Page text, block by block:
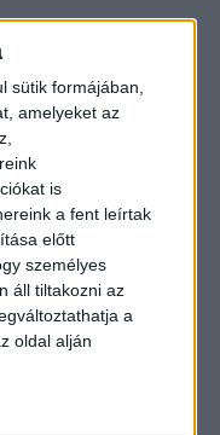
sütik formájában,
amelyeket az
is
a fent leírtak
előtt
személyes
áll tiltakozni az
a
oldal alján